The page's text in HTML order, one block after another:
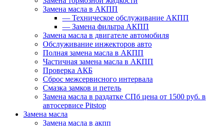
Замена масла в АКПП
— Техническое обслуживание АКПП
— Замена фильтра АКПП
Замена масла в двигателе автомобиля
Обслуживание инжекторов авто
Полная замена масла в АКПП
Частичная замена масла в АКПП
Проверка АКБ
Сброс межсервисного интервала
Смазка замков и петель
Замена масла в раздатке СПб цена от 1500 руб. в
автосервисе Pitstop
Замена масла
Замена масла в акпп